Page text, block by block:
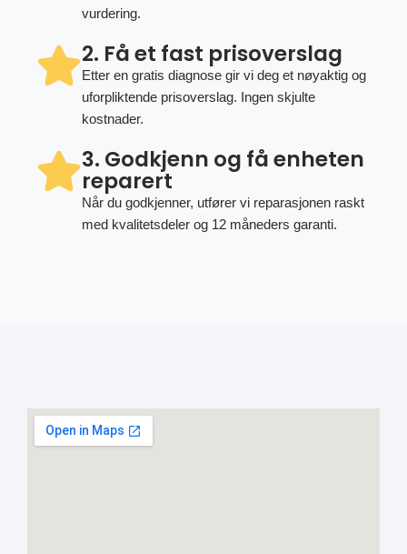
vurdering.
2. Få et fast prisoverslag
Etter en gratis diagnose gir vi deg et nøyaktig og
uforpliktende prisoverslag. Ingen skjulte
kostnader.
3. Godkjenn og få enheten
reparert
Når du godkjenner, utfører vi reparasjonen raskt
med kvalitetsdeler og 12 måneders garanti.